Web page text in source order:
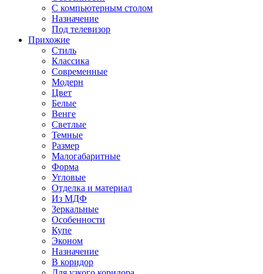
С компьютерным столом
Назначение
Под телевизор
Прихожие
Стиль
Классика
Современные
Модерн
Цвет
Белые
Венге
Светлые
Темные
Размер
Малогабаритные
Форма
Угловые
Отделка и материал
Из МДФ
Зеркальные
Особенности
Купе
Эконом
Назначение
В коридор